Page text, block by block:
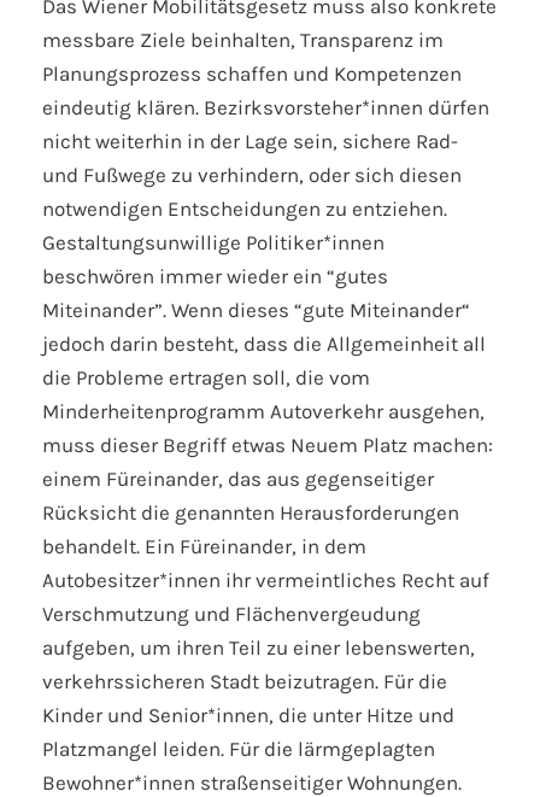
Das Wiener Mobilitätsgesetz muss also konkrete
messbare Ziele beinhalten, Transparenz im
Planungsprozess schaffen und Kompetenzen
eindeutig klären. Bezirksvorsteher*innen dürfen
nicht weiterhin in der Lage sein, sichere Rad-
und Fußwege zu verhindern, oder sich diesen
notwendigen Entscheidungen zu entziehen.
Gestaltungsunwillige Politiker*innen
beschwören immer wieder ein “gutes
Miteinander”. Wenn dieses “gute Miteinander“
jedoch darin besteht, dass die Allgemeinheit all
die Probleme ertragen soll, die vom
Minderheitenprogramm Autoverkehr ausgehen,
muss dieser Begriff etwas Neuem Platz machen:
einem Füreinander, das aus gegenseitiger
Rücksicht die genannten Herausforderungen
behandelt. Ein Füreinander, in dem
Autobesitzer*innen ihr vermeintliches Recht auf
Verschmutzung und Flächenvergeudung
aufgeben, um ihren Teil zu einer lebenswerten,
verkehrssicheren Stadt beizutragen. Für die
Kinder und Senior*innen, die unter Hitze und
Platzmangel leiden. Für die lärmgeplagten
Bewohner*innen straßenseitiger Wohnungen.